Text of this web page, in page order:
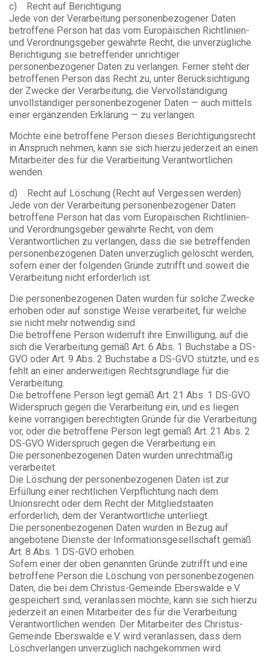
c) Recht auf Berichtigung
Jede von der Verarbeitung personenbezogener Daten
betroffene Person hat das vom Europäischen Richtlinien-
und Verordnungsgeber gewährte Recht, die unverzügliche
Berichtigung sie betreffender unrichtiger
personenbezogener Daten zu verlangen. Ferner steht der
betroffenen Person das Recht zu, unter Berücksichtigung
der Zwecke der Verarbeitung, die Vervollständigung
unvollständiger personenbezogener Daten — auch mittels
einer ergänzenden Erklärung — zu verlangen.
Möchte eine betroffene Person dieses Berichtigungsrecht
in Anspruch nehmen, kann sie sich hierzu jederzeit an einen
Mitarbeiter des für die Verarbeitung Verantwortlichen
wenden.
d) Recht auf Löschung (Recht auf Vergessen werden)
Jede von der Verarbeitung personenbezogener Daten
betroffene Person hat das vom Europäischen Richtlinien-
und Verordnungsgeber gewährte Recht, von dem
Verantwortlichen zu verlangen, dass die sie betreffenden
personenbezogenen Daten unverzüglich gelöscht werden,
sofern einer der folgenden Gründe zutrifft und soweit die
Verarbeitung nicht erforderlich ist:
Die personenbezogenen Daten wurden für solche Zwecke
erhoben oder auf sonstige Weise verarbeitet, für welche
sie nicht mehr notwendig sind.
Die betroffene Person widerruft ihre Einwilligung, auf die
sich die Verarbeitung gemäß Art. 6 Abs. 1 Buchstabe a DS-
GVO oder Art. 9 Abs. 2 Buchstabe a DS-GVO stützte, und es
fehlt an einer anderweitigen Rechtsgrundlage für die
Verarbeitung.
Die betroffene Person legt gemäß Art. 21 Abs. 1 DS-GVO
Widerspruch gegen die Verarbeitung ein, und es liegen
keine vorrangigen berechtigten Gründe für die Verarbeitung
vor, oder die betroffene Person legt gemäß Art. 21 Abs. 2
DS-GVO Widerspruch gegen die Verarbeitung ein.
Die personenbezogenen Daten wurden unrechtmäßig
verarbeitet.
Die Löschung der personenbezogenen Daten ist zur
Erfüllung einer rechtlichen Verpflichtung nach dem
Unionsrecht oder dem Recht der Mitgliedstaaten
erforderlich, dem der Verantwortliche unterliegt.
Die personenbezogenen Daten wurden in Bezug auf
angebotene Dienste der Informationsgesellschaft gemäß
Art. 8 Abs. 1 DS-GVO erhoben.
Sofern einer der oben genannten Gründe zutrifft und eine
betroffene Person die Löschung von personenbezogenen
Daten, die bei dem Christus-Gemeinde Eberswalde e.V.
gespeichert sind, veranlassen möchte, kann sie sich hierzu
jederzeit an einen Mitarbeiter des für die Verarbeitung
Verantwortlichen wenden. Der Mitarbeiter des Christus-
Gemeinde Eberswalde e.V. wird veranlassen, dass dem
Löschverlangen unverzüglich nachgekommen wird.